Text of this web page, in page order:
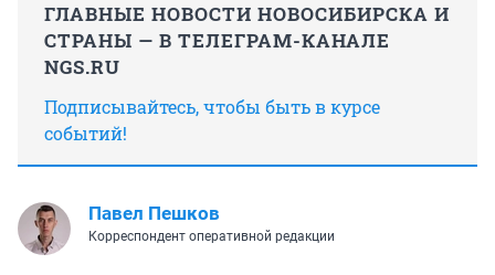
ГЛАВНЫЕ НОВОСТИ НОВОСИБИРСКА И
СТРАНЫ — В ТЕЛЕГРАМ-КАНАЛЕ
NGS.RU
Подписывайтесь, чтобы быть в курсе
событий!
Павел Пешков
Корреспондент оперативной редакции